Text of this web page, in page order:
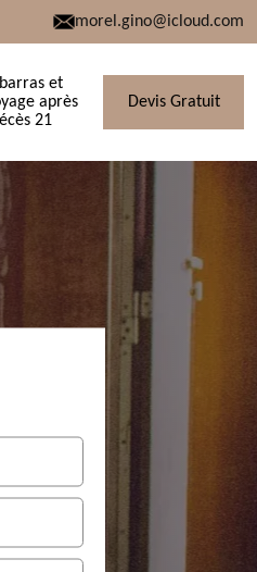
morel.gino@icloud.com
et
après
21
Devis Gratuit